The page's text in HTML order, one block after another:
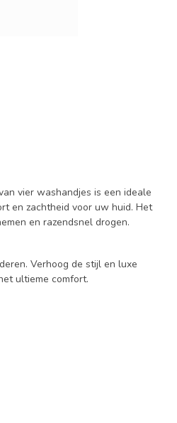
vier washandjes is een ideale
en zachtheid voor uw huid. Het
en razendsnel drogen.
Verhoog de stijl en luxe
ultieme comfort.